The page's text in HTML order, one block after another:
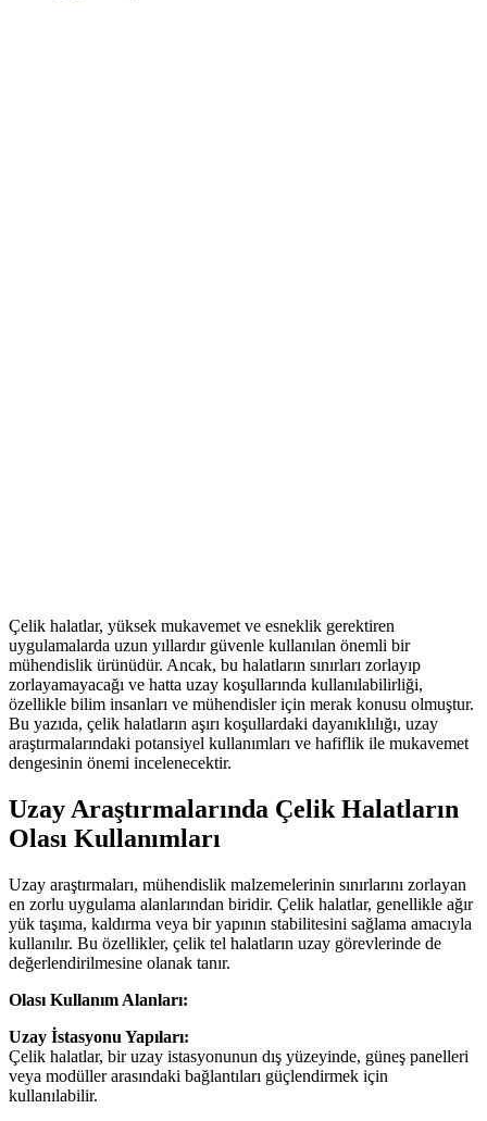
Çelik halatlar, yüksek mukavemet ve esneklik gerektiren
uygulamalarda uzun yıllardır güvenle kullanılan önemli bir
mühendislik ürünüdür. Ancak, bu halatların sınırları zorlayıp
zorlayamayacağı ve hatta uzay koşullarında kullanılabilirliği,
özellikle bilim insanları ve mühendisler için merak konusu olmuştur.
Bu yazıda, çelik halatların aşırı koşullardaki dayanıklılığı, uzay
araştırmalarındaki potansiyel kullanımları ve hafiflik ile mukavemet
dengesinin önemi incelenecektir.
Uzay Araştırmalarında Çelik Halatların
Olası Kullanımları
Uzay araştırmaları, mühendislik malzemelerinin sınırlarını zorlayan
en zorlu uygulama alanlarından biridir. Çelik halatlar, genellikle ağır
yük taşıma, kaldırma veya bir yapının stabilitesini sağlama amacıyla
kullanılır. Bu özellikler, çelik tel halatların uzay görevlerinde de
değerlendirilmesine olanak tanır.
Olası Kullanım Alanları:
Uzay İstasyonu Yapıları:
Çelik halatlar, bir uzay istasyonunun dış yüzeyinde, güneş panelleri
veya modüller arasındaki bağlantıları güçlendirmek için
kullanılabilir.